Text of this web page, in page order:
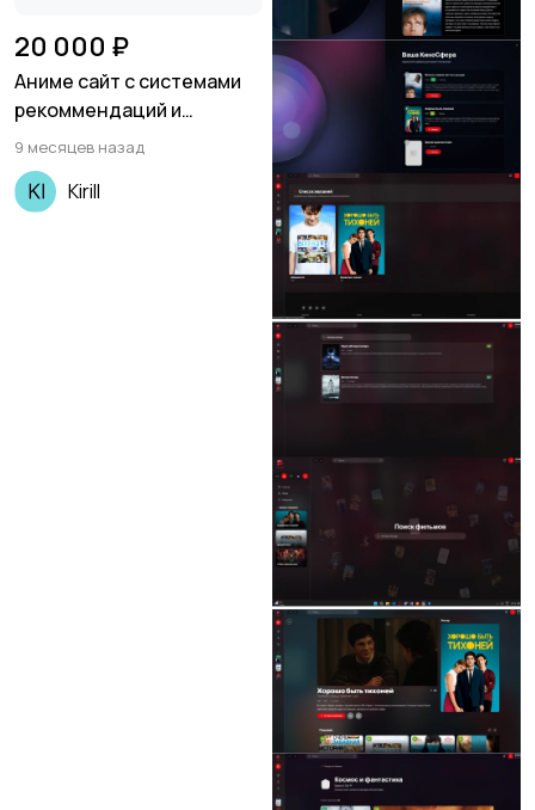
20 000 ₽
Аниме сайт с системами
рекоммендаций и
дизайном современного
онлайн кинотеатра
9 месяцев назад
Kirill